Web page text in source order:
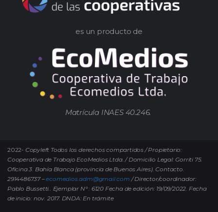
es un producto de
Matrícula INAES 40.246.
2022- Copyleft Todos los derechos compartidos / Propietario:
Cooperativa de Trabajo EcoMedios Ltda. / Domicilio Legal: Gorriti 75.
Oficina 3. Bahía Blanca (provincia de Buenos Aires). Contacto.
2914486737 –ecomedios.adm@gmail.com / Director/coordinador:
Pablo Bussetti.. Ejemplar N° : 6120 Fecha de edición: 19/09/2022. Fecha
de inicio: nov. 2017. DNDA: En trámite